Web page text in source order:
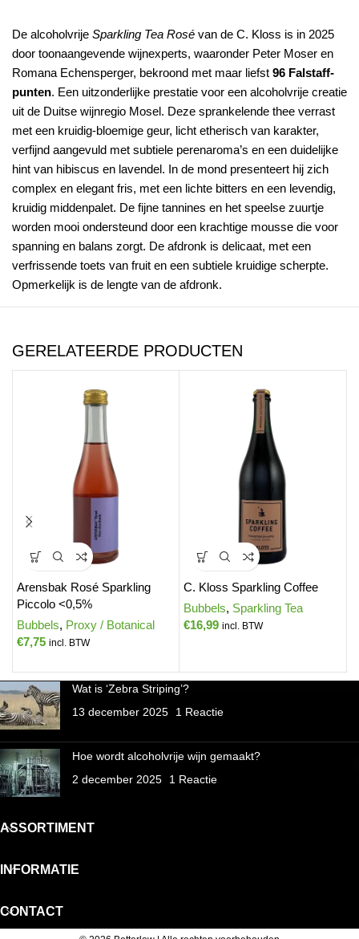
De alcoholvrije Sparkling Tea Rosé van de C. Kloss is in 2025
door toonaangevende wijnexperts, waaronder Peter Moser en
Romana Echensperger, bekroond met maar liefst 96 Falstaff-
punten. Een uitzonderlijke prestatie voor een alcoholvrije creatie
uit de Duitse wijnregio Mosel. Deze sprankelende thee verrast
met een kruidig-bloemige geur, licht etherisch van karakter,
verfijnd aangevuld met subtiele perenaroma’s en een duidelijke
hint van hibiscus en lavendel. In de mond presenteert hij zich
complex en elegant fris, met een lichte bitters en een levendig,
kruidig middenpalet. De fijne tannines en het speelse zuurtje
worden mooi ondersteund door een krachtige mousse die voor
spanning en balans zorgt. De afdronk is delicaat, met een
verfrissende toets van fruit en een subtiele kruidige scherpte.
Opmerkelijk is de lengte van de afdronk.
GERELATEERDE PRODUCTEN
Arensbak Rosé Sparkling
Piccolo <0,5%
Bubbels, Proxy / Botanical
€7,75 incl. BTW
C. Kloss Sparkling Coffee
Bubbels, Sparkling Tea
€16,99 incl. BTW
Wat is ‘Zebra Striping’?
13 december 2025
1 Reactie
Hoe wordt alcoholvrije wijn gemaakt?
2 december 2025
1 Reactie
ASSORTIMENT
INFORMATIE
CONTACT